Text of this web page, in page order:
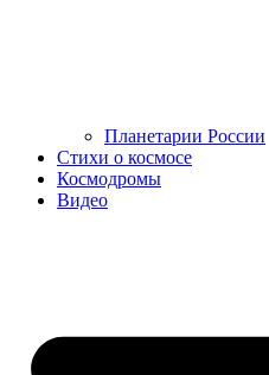
Планетарии России
Стихи о космосе
Космодромы
Видео